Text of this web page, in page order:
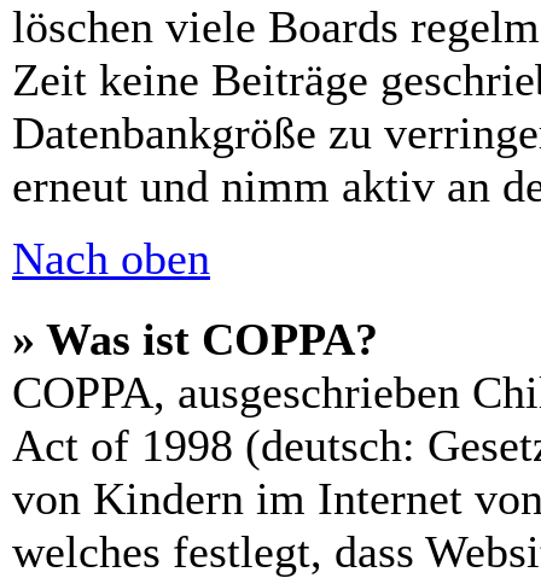
löschen viele Boards
Zeit keine Beiträge
Datenbankgröße zu
erneut und nimm aktiv an
Nach oben
» Was ist COPPA?
COPPA, ausgeschrieben
Act of 1998 (deutsch:
von Kindern im Internet
welches festlegt, dass